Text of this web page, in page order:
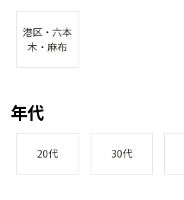
港区・六本
木・麻布
年代
20代 30代